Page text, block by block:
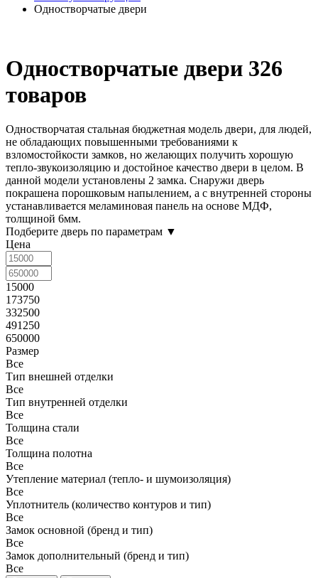
Одностворчатые двери
Одностворчатые двери 326
товаров
Одностворчатая стальная бюджетная модель двери, для людей,
не обладающих повышенными требованиями к
взломостойкости замков, но желающих получить хорошую
тепло-звукоизоляцию и достойное качество двери в целом. В
данной модели установлены 2 замка. Снаружи дверь
покрашена порошковым напылением, а с внутренней стороны
устанавливается меламиновая панель на основе МДФ,
толщиной 6мм.
Подберите дверь по параметрам ▼
Цена
15000
173750
332500
491250
650000
Размер
Все
Тип внешней отделки
Все
Тип внутренней отделки
Все
Толщина стали
Все
Толщина полотна
Все
Утепление материал (тепло- и шумоизоляция)
Все
Уплотнитель (количество контуров и тип)
Все
Замок основной (бренд и тип)
Все
Замок дополнительный (бренд и тип)
Все